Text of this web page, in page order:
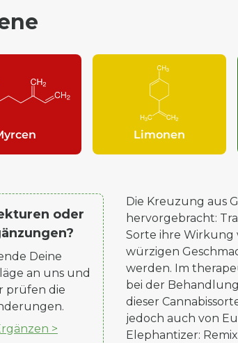
Limonen
Die Kreuzung aus
hervorgebracht:
Sorte ihre Wirkung
würzigen
werden. Im
bei der
dieser
jedoch auch von
Elephantizer:
oder
Deine
an uns und
prüfen die
>